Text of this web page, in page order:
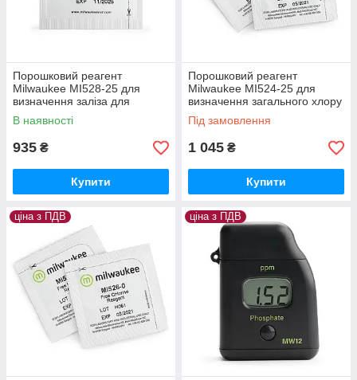
Порошковий реагент
Milwaukee MI528-25 для
визначення заліза для
фотометра MW14 ,25 тестів,
Угорщина
В наявності
935 ₴
Купити
Порошковий реагент
Milwaukee MI524-25 для
визначення загального хлору
для фотометру MW11, 25
тестів
Під замовлення
1 045 ₴
Купити
ціна з ПДВ ціна з ПДВ